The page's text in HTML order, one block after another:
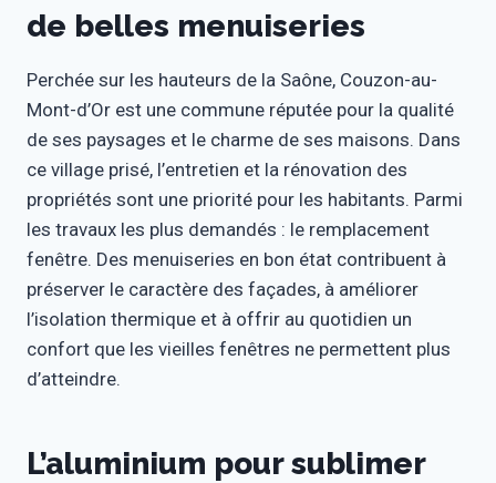
de belles menuiseries
Perchée sur les hauteurs de la Saône, Couzon-au-
Mont-d’Or est une commune réputée pour la qualité
de ses paysages et le charme de ses maisons. Dans
ce village prisé, l’entretien et la rénovation des
propriétés sont une priorité pour les habitants. Parmi
les travaux les plus demandés : le remplacement
fenêtre. Des menuiseries en bon état contribuent à
préserver le caractère des façades, à améliorer
l’isolation thermique et à offrir au quotidien un
confort que les vieilles fenêtres ne permettent plus
d’atteindre.
L’aluminium pour sublimer